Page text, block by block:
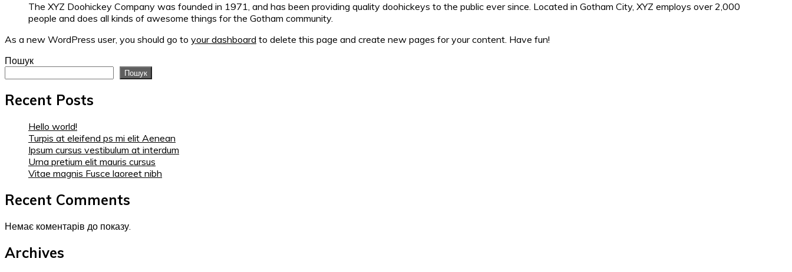
The XYZ Doohickey Company was founded in 1971, and has been providing quality doohickeys to the public ever since. Located in Gotham City, XYZ employs over 2,000
people and does all kinds of awesome things for the Gotham community.
As a new WordPress user, you should go to your dashboard to delete this page and create new pages for your content. Have fun!
Пошук
Пошук
Recent Posts
Hello world!
Turpis at eleifend ps mi elit Aenean
Ipsum cursus vestibulum at interdum
Urna pretium elit mauris cursus
Vitae magnis Fusce laoreet nibh
Recent Comments
Немає коментарів до показу.
Archives